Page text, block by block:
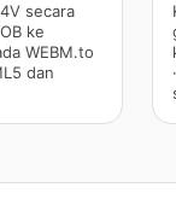
secara
ke
WEBM.to
dan